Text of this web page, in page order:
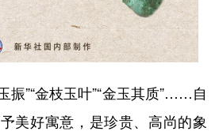
河北 山西
上海 江苏
福建 江西
”“金枝玉叶”“金玉其质”……自
美好寓意，是珍贵、高尚的象